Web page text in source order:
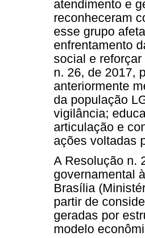
atendimento e
reconheceram
esse grupo
enfrentamento
social e
n. 26, de 2017,
anteriormente
da população
vigilância;
articulação e
ações voltadas
A Resolução n.
governamental
Brasília
partir de
geradas por
modelo